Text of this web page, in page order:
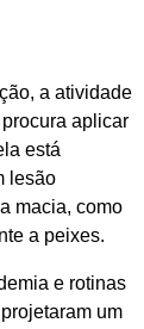
a atividade
aplicar
está
lesão
macia, como
a peixes.
e rotinas
um